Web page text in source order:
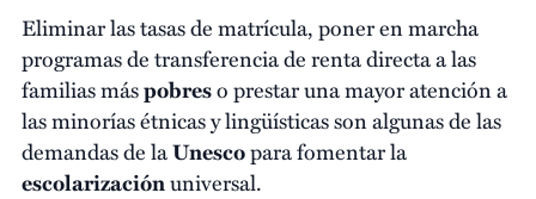
Eliminar las tasas de matrícula, poner en marcha
programas de transferencia de renta directa a las
familias máspobreso prestar una mayor atención a
las minorías étnicas y lingüísticas son algunas de las
demandas de laUnescopara fomentar la
escolarizaciónuniversal.